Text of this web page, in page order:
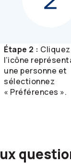
Étape 2 :
l’icône
une personne et
sélectionnez
« Préférences ».